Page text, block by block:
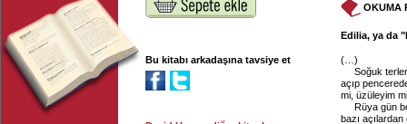
Bu kitabı arkadaşına tavsiye et
OKUMA
Edilia, ya da
(…)
Soğuk
açıp
mi, üzüleyim
Rüya gün
bazı